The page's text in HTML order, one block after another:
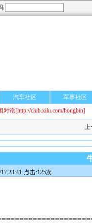
汽车社区 军事社区
对论[http://club.xilu.com/hongbin]
上
23:41 点击:125次